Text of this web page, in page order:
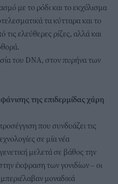
με το ρόδι και το εκχύλισμα
τα κύτταρα και το
τις ελεύθερες ρίζες, αλλά και
του DNA, στον πυρήνα των
της επιδερμίδας χάρη
που συνδυάζει τις
σε μία νέα
μελετά σε βάθος την
έκφραση των γονιδίων – οι
μοναδικά